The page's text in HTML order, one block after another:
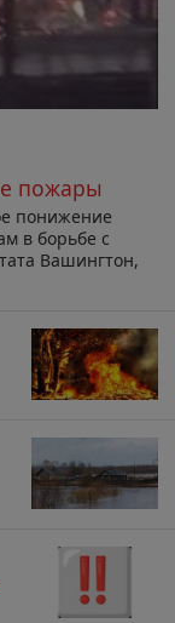
пожары
понижение
в борьбе с
Вашингтон,